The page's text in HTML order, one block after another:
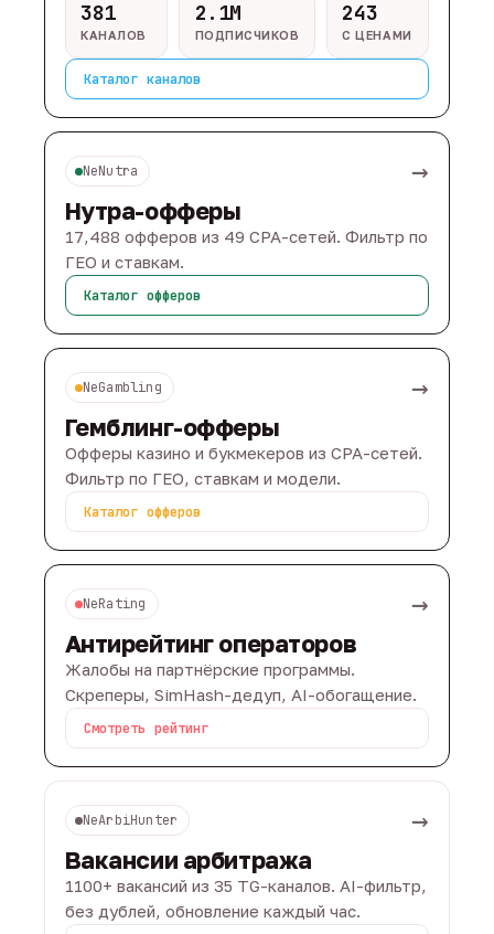
381
КАНАЛОВ
2.1M
ПОДПИСЧИКОВ
243
С ЦЕНАМИ
Каталог каналов
NeNutra →
Нутра-офферы
17,488 офферов из 49 CPA-сетей. Фильтр по
ГЕО и ставкам.
Каталог офферов
NeGambling →
Гемблинг-офферы
Офферы казино и букмекеров из CPA-сетей.
Фильтр по ГЕО, ставкам и модели.
Каталог офферов
NeRating →
Антирейтинг операторов
Жалобы на партнёрские программы.
Скреперы, SimHash-дедуп, AI-обогащение.
Смотреть рейтинг
NeArbiHunter →
Вакансии арбитража
1100+ вакансий из 35 TG-каналов. AI-фильтр,
без дублей, обновление каждый час.